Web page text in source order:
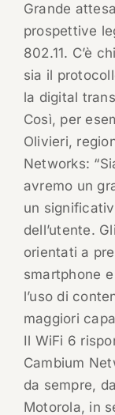
Grande
prospettive
802.11. C’è
sia il
la digital
Così, per
Olivieri,
Networks:
avremo un
un
dell’utente.
orientati a
smartphone
l’uso di
maggiori
Il WiFi 6
Cambium
da sempre,
Motorola, in